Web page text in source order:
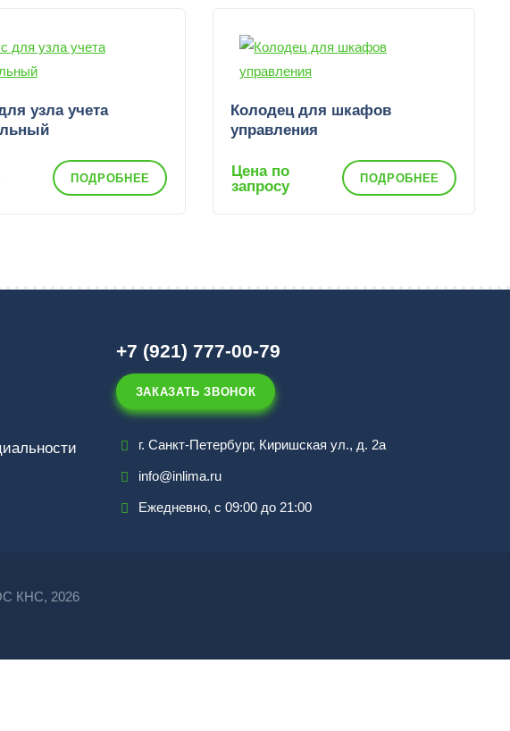
узла учета
ПОДРОБНЕЕ
Колодец для шкафов
управления
Цена по
запросу
ПОДРОБНЕЕ
+7 (921) 777-00-79
ЗАКАЗАТЬ ЗВОНОК
г. Санкт-Петербург, Киришская ул., д. 2а
info@inlima.ru
Ежедневно, с 09:00 до 21:00
КНС, 2026